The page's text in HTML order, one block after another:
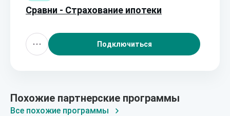
Сравни - Страхование ипотеки
Подключиться
Похожие партнерские программы
Все похожие программы